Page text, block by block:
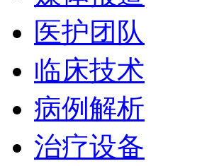
医护团队
临床技术
病例解析
治疗设备